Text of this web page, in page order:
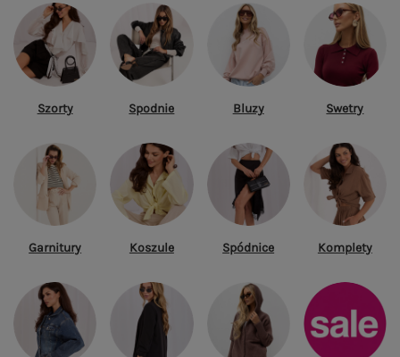
Szorty Spodnie Bluzy Swetry
Garnitury Koszule Spódnice Komplety